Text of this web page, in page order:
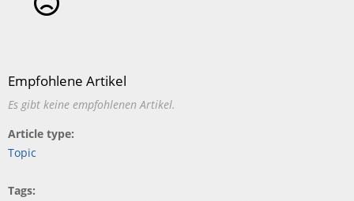
Empfohlene Artikel
Es gibt keine empfohlenen Artikel.
Article type
Topic
Tags